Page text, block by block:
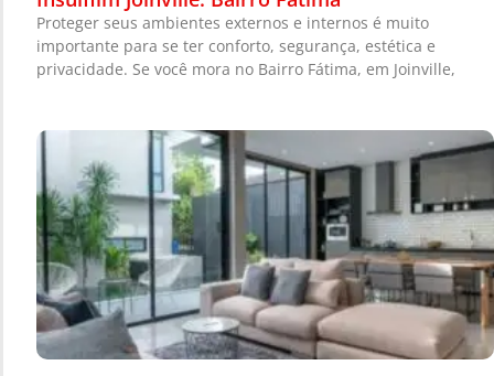
Proteger seus ambientes externos e internos é muito
importante para se ter conforto, segurança, estética e
privacidade. Se você mora no Bairro Fátima, em Joinville,